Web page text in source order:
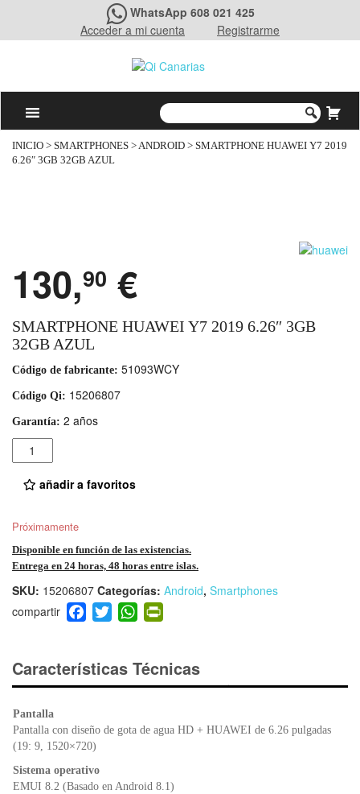
WhatsApp 608 021 425
Acceder a mi cuenta
Registrarme
INICIO > SMARTPHONES >ANDROID > SMARTPHONE HUAWEI Y7 2019
6.26″ 3GB 32GB AZUL
130,90 €
SMARTPHONE HUAWEI Y7 2019 6.26″ 3GB
32GB AZUL
Código de fabricante: 51093WCY
Código Qi: 15206807
Garantía: 2 años
Cantidad
añadir a favoritos
Próximamente
Disponible en función de las existencias.
Entrega en 24 horas, 48 horas entre islas.
SKU: 15206807 Categorías: Android, Smartphones
F
a
e
b
o
k
T
wi
er
W
h
s
A
p
ri
e
dl
y
Características Técnicas
Pantalla
Pantalla con diseño de gota de agua HD + HUAWEI de 6.26 pulgadas
(19: 9, 1520×720)
Sistema operativo
EMUI 8.2 (Basado en Android 8.1)